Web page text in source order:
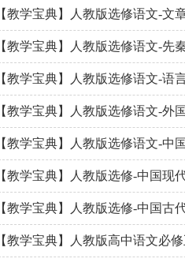
【教学宝典】人教版选修语文-文
【教学宝典】人教版选修语文-先
【教学宝典】人教版选修语文-语
【教学宝典】人教版选修语文-外
【教学宝典】人教版选修语文-中
【教学宝典】人教版选修-中国现
【教学宝典】人教版选修-中国古
【教学宝典】人教版高中语文必